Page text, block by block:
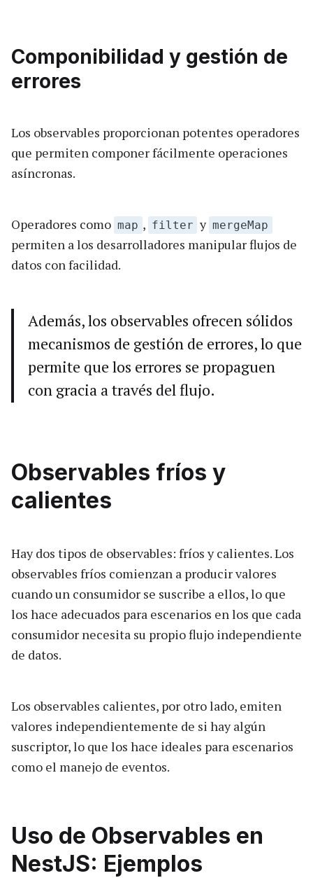
Componibilidad y gestión de
errores
Los observables proporcionan potentes operadores
que permiten componer fácilmente operaciones
asíncronas.
Operadores como map , filter y mergeMap
permiten a los desarrolladores manipular flujos de
datos con facilidad.
Además, los observables ofrecen sólidos
mecanismos de gestión de errores, lo que
permite que los errores se propaguen
con gracia a través del flujo.
Observables fríos y
calientes
Hay dos tipos de observables: fríos y calientes. Los
observables fríos comienzan a producir valores
cuando un consumidor se suscribe a ellos, lo que
los hace adecuados para escenarios en los que cada
consumidor necesita su propio flujo independiente
de datos.
Los observables calientes, por otro lado, emiten
valores independientemente de si hay algún
suscriptor, lo que los hace ideales para escenarios
como el manejo de eventos.
Uso de Observables en
NestJS: Ejemplos